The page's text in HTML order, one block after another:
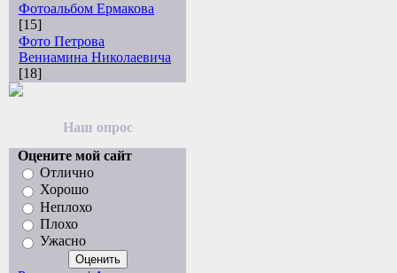
Фотоальбом Ермакова
[15]
Фото Петрова
Вениамина Николаевича
[18]
Наш опрос
Оцените мой сайт
Отлично
Хорошо
Неплохо
Плохо
Ужасно